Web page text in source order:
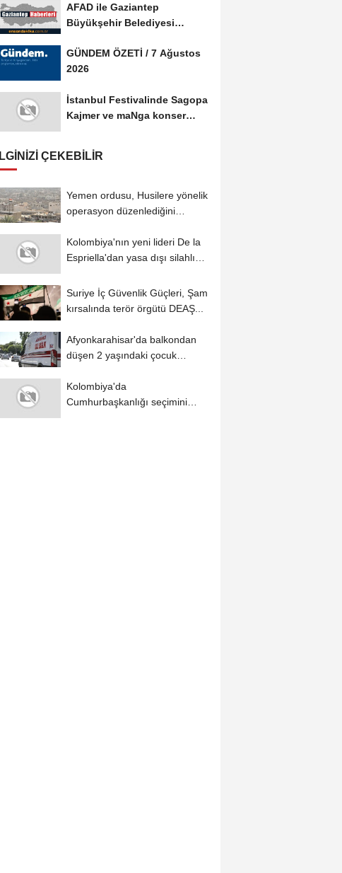
AFAD ile Gaziantep
Büyükşehir Belediyesi
GÜNDEM ÖZETİ / 7 Ağustos
2026
İstanbul Festivalinde Sagopa
Kajmer ve maNga konser
İLGINIZI ÇEKEBILIR
Yemen ordusu, Husilere yönelik
operasyon düzenlediğini
Kolombiya'nın yeni lideri De la
Espriella'dan yasa dışı silahlı
Suriye İç Güvenlik Güçleri, Şam
kırsalında terör örgütü DEAŞ...
Afyonkarahisar'da balkondan
düşen 2 yaşındaki çocuk
Kolombiya'da
Cumhurbaşkanlığı seçimini